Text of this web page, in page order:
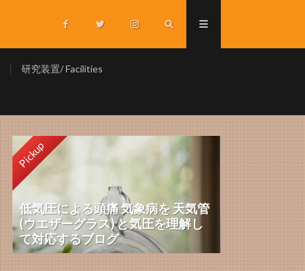
研究装置/ Facilities
Pickup
低気圧による頭痛 気象病を 天気管
(ウエザーグラス) と気圧を理解し
て対応するブログ